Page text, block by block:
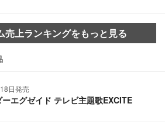
売上ランキングをもっと見る
日発売
エグゼイド テレビ主題歌EXCITE